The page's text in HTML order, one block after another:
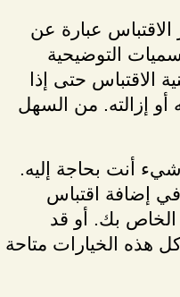
عبارة عن
التوضيحية
الاقتباس حتى إذا
أو إزالته. من السهل
أنت بحاجة إليه.
إضافة اقتباس
بك. أو قد
هذه الخيارات متاحة